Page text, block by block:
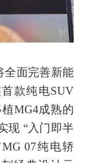
全面完善新能
款纯电SUV
MG4成熟的
现 “入门即半
07纯电轿